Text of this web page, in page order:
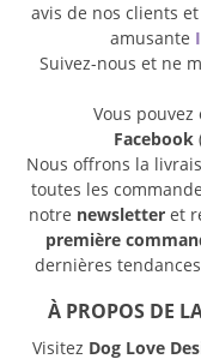
avis de nos clients
amusante
Suivez-nous et ne
Vous
Facebook
Nous offrons la
toutes les
notre newsletter et
première
dernières tendances
À PROPOS DE
Visitez Dog Love